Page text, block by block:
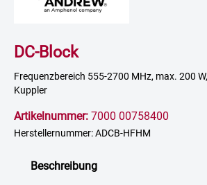
DC-Block
Frequenzbereich 555-2700 MHz, max. 200
Kuppler
Artikelnummer: 7000 00758400
Herstellernummer: ADCB-HFHM
Beschreibung